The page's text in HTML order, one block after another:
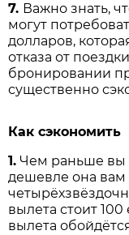
7. Важно знать,
могут
долларов,
отказа от
бронировании
существенно
Как сэкономить
1. Чем раньше вы
дешевле она
вылета стоит
вылета